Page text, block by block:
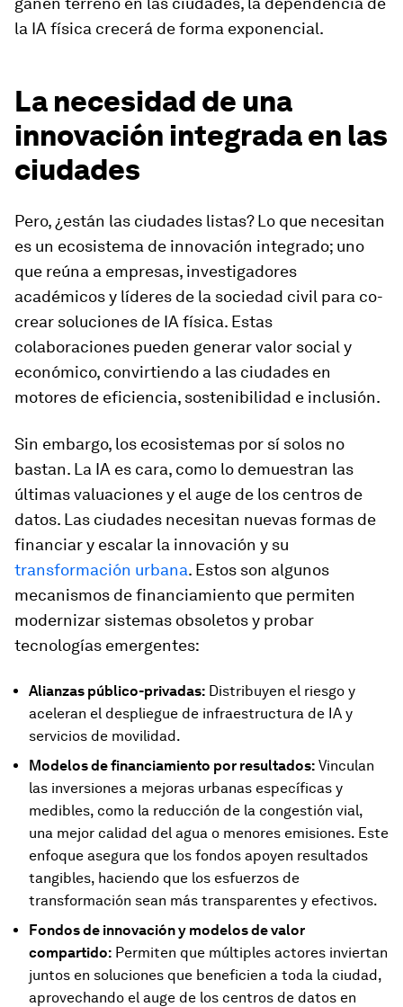
la IA física crecerá de forma exponencial.
La necesidad de una
innovación integrada en las
ciudades
Pero, ¿están las ciudades listas? Lo que necesitan
es un ecosistema de innovación integrado; uno
que reúna a empresas, investigadores
académicos y líderes de la sociedad civil para co-
crear soluciones de IA física. Estas
colaboraciones pueden generar valor social y
económico, convirtiendo a las ciudades en
motores de eficiencia, sostenibilidad e inclusión.
Sin embargo, los ecosistemas por sí solos no
bastan. La IA es cara, como lo demuestran las
últimas valuaciones y el auge de los centros de
datos. Las ciudades necesitan nuevas formas de
financiar y escalar la innovación y su
transformación urbana. Estos son algunos
mecanismos de financiamiento que permiten
modernizar sistemas obsoletos y probar
tecnologías emergentes:
Alianzas público-privadas: Distribuyen el riesgo y
aceleran el despliegue de infraestructura de IA y
servicios de movilidad.
Modelos de financiamiento por resultados: Vinculan
las inversiones a mejoras urbanas específicas y
medibles, como la reducción de la congestión vial,
una mejor calidad del agua o menores emisiones. Este
enfoque asegura que los fondos apoyen resultados
tangibles, haciendo que los esfuerzos de
transformación sean más transparentes y efectivos.
Fondos de innovación y modelos de valor
compartido: Permiten que múltiples actores inviertan
juntos en soluciones que beneficien a toda la ciudad,
aprovechando el auge de los centros de datos en